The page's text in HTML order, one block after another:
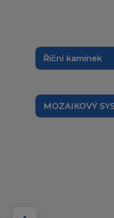
Říční kamínek
MOZAIKOVÝ